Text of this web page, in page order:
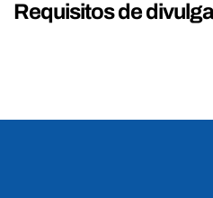
Requisitos de